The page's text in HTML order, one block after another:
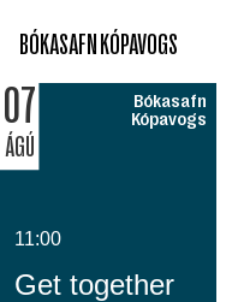
BÓKASAFN KÓPAVOGS
07
ÁGÚ
Bókasafn
Kópavogs
11:00
Get together